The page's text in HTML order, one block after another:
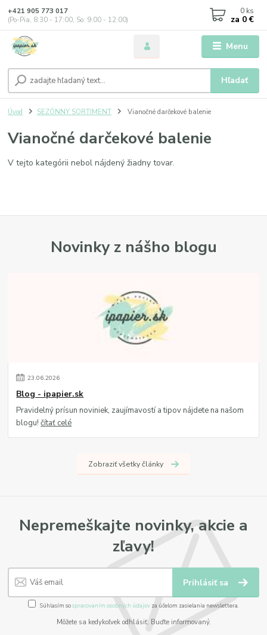
Menu
Hľadať
+421 905 773 017
(Po-Pia, 8:30 - 17:00, So: 9:00 - 12:00)
0 ks
za 0 €
Úvod SEZÓNNY SORTIMENT Vianočné darčekové balenie
Vianočné darčekové balenie
V tejto kategórii nebol nájdený žiadny tovar.
Novinky z nášho blogu
23.06.2026
Blog - ipapier.sk
Pravidelný prísun noviniek, zaujímavostí a tipov nájdete na našom
blogu!čítať celé
Zobraziť všetky články
Nepremeškajte novinky, akcie a
zľavy!
Prihlásiť sa
Súhlasím sospracovaním osobných údajov za účelom zasielania newslettera.
Môžete sa kedykoľvek odhlásiť. Buďte informovaný.